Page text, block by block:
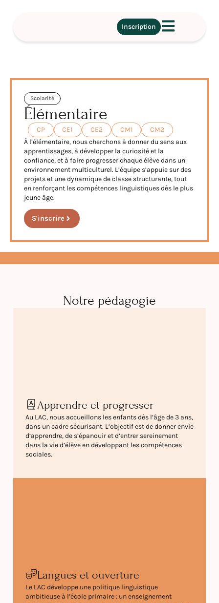
Inscription
Scolarité
Élémentaire
CP CE1 CE2 CM1
CM2
À l’élémentaire, nous cherchons à donner du sens aux
apprentissages, à développer la curiosité et la
confiance, et à faire progresser chaque élève dans un
environnement multiculturel. L’équipe s’appuie sur des
projets et une dynamique de classe structurante, tout
en renforçant les compétences linguistiques dès le plus
jeune âge.
S'inscrire
Notre pédagogie
Apprendre et progresser
Au LAC, nous accueillons les enfants dès l’âge de 3 ans,
dans un cadre sécurisant. L’objectif est de donner envie
d’apprendre, de s’épanouir et d’entrer sereinement
dans la vie d’élève en développant les compétences
sociales.
Langues et ouverture
Le LAC développe une politique linguistique
ambitieuse à l’école primaire : un enseignement